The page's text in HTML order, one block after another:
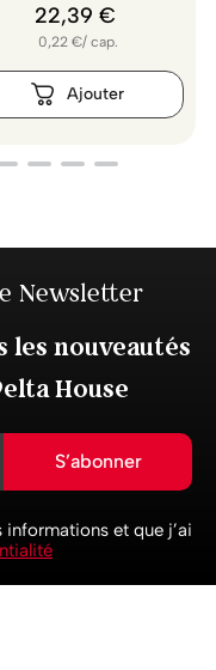
22,39 €
0,22 €/ cap.
Newsletter
les nouveautés
House
S’abonner
et que j’ai